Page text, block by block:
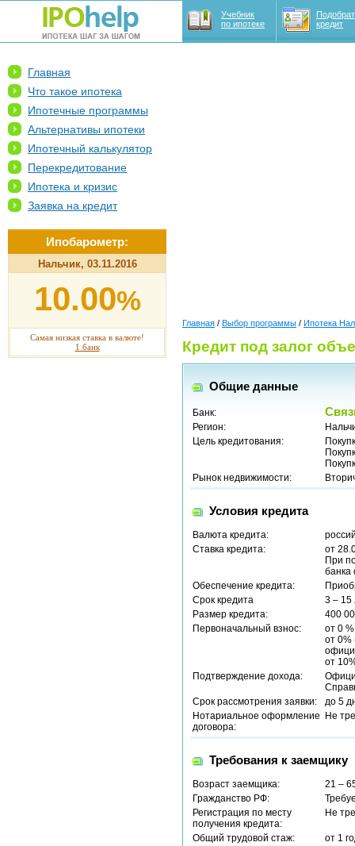
Учебник
по ипотеке
кредит
Главная
Что такое ипотека
Ипотечные программы
Альтернативы ипотеки
Ипотечный калькулятор
Перекредитование
Ипотека и кризис
Заявка на кредит
Ипобарометр:
Нальчик, 03.11.2016
10.00%
Самая низкая ставка в валюте!
1 банк
Главная / Выбор программы / Ипотека
Кредит под залог
Общие данные
Банк:
Регион:
Цель кредитования:
Рынок недвижимости:
Условия кредита
Валюта кредита:
Ставка кредита:
от
При
банка
Обеспечение кредита:
Срок кредита
3 – 15
Размер кредита:
400
Первоначальный взнос:
от 0 %
от 0%
от
Подтверждение дохода:
Срок рассмотрения заявки:
до 5
Нотариальное оформление
договора:
Не
Требования к заемщику
Возраст заемщика:
21 –
Гражданство РФ:
Регистрация по месту
получения кредита:
Не
Общий трудовой стаж:
от 1